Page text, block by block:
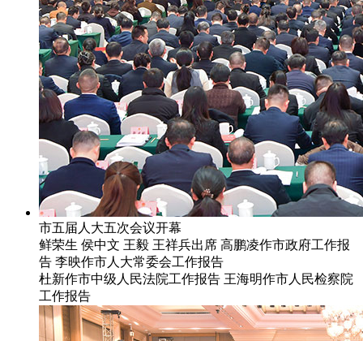
市五届人大五次会议开幕
鲜荣生 侯中文 王毅 王祥兵出席 高鹏凌作市政府工作报
告 李映作市人大常委会工作报告
杜新作市中级人民法院工作报告 王海明作市人民检察院
工作报告